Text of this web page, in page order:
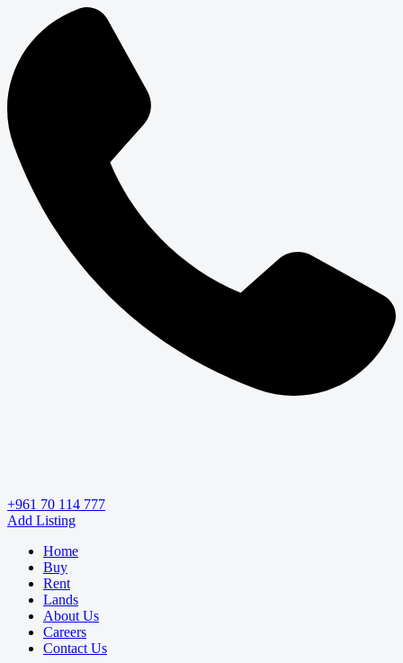
+961 70 114 777
Add Listing
Home
Buy
Rent
Lands
About Us
Careers
Contact Us